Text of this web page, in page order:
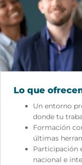
Lo que
Un entorno
donde tu
Formación
últimas
Participación
nacional e